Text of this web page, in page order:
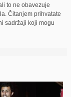
to ne obavezuje
Čitanjem prihvatate
sadržaji koji mogu